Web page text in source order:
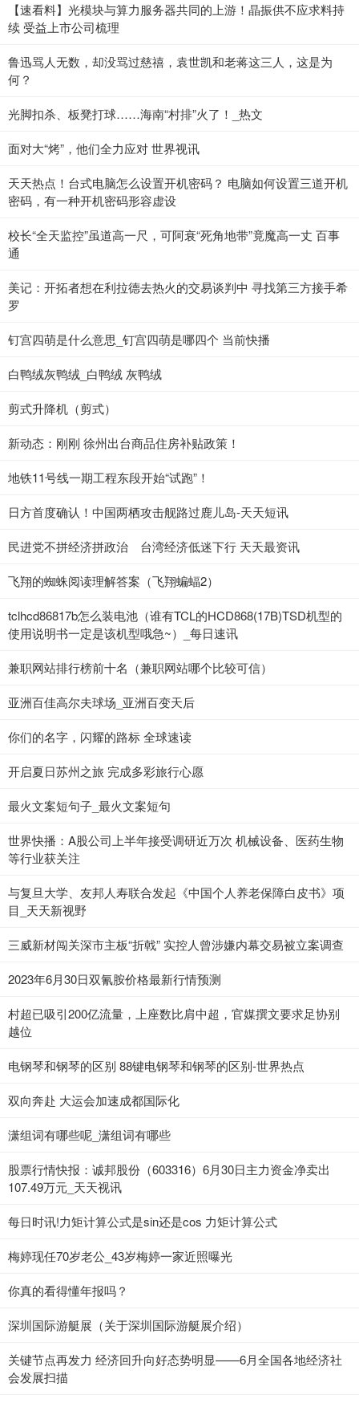
【速看料】光模块与算力服务器共同的上游！晶振供不应求料持
续 受益上市公司梳理
鲁迅骂人无数，却没骂过慈禧，袁世凯和老蒋这三人，这是为
何？
光脚扣杀、板凳打球……海南“村排”火了！_热文
面对大“烤”，他们全力应对 世界视讯
天天热点！台式电脑怎么设置开机密码？ 电脑如何设置三道开机
密码，有一种开机密码形容虚设
校长“全天监控”虽道高一尺，可阿衰“死角地带”竟魔高一丈 百事
通
美记：开拓者想在利拉德去热火的交易谈判中 寻找第三方接手希
罗
钉宫四萌是什么意思_钉宫四萌是哪四个 当前快播
白鸭绒灰鸭绒_白鸭绒 灰鸭绒
剪式升降机（剪式）
新动态：刚刚 徐州出台商品住房补贴政策！
地铁11号线一期工程东段开始“试跑”！
日方首度确认！中国两栖攻击舰路过鹿儿岛-天天短讯
民进党不拼经济拼政治 台湾经济低迷下行 天天最资讯
飞翔的蜘蛛阅读理解答案（飞翔蝙蝠2）
tclhcd86817b怎么装电池（谁有TCL的HCD868(17B)TSD机型的
使用说明书一定是该机型哦急~）_每日速讯
兼职网站排行榜前十名（兼职网站哪个比较可信）
亚洲百佳高尔夫球场_亚洲百变天后
你们的名字，闪耀的路标 全球速读
开启夏日苏州之旅 完成多彩旅行心愿
最火文案短句子_最火文案短句
世界快播：A股公司上半年接受调研近万次 机械设备、医药生物
等行业获关注
与复旦大学、友邦人寿联合发起《中国个人养老保障白皮书》项
目_天天新视野
三威新材闯关深市主板“折戟” 实控人曾涉嫌内幕交易被立案调查
2023年6月30日双氰胺价格最新行情预测
村超已吸引200亿流量，上座数比肩中超，官媒撰文要求足协别
越位
电钢琴和钢琴的区别 88键电钢琴和钢琴的区别-世界热点
双向奔赴 大运会加速成都国际化
潇组词有哪些呢_潇组词有哪些
股票行情快报：诚邦股份（603316）6月30日主力资金净卖出
107.49万元_天天视讯
每日时讯!力矩计算公式是sin还是cos 力矩计算公式
梅婷现任70岁老公_43岁梅婷一家近照曝光
你真的看得懂年报吗？
深圳国际游艇展（关于深圳国际游艇展介绍）
关键节点再发力 经济回升向好态势明显——6月全国各地经济社
会发展扫描